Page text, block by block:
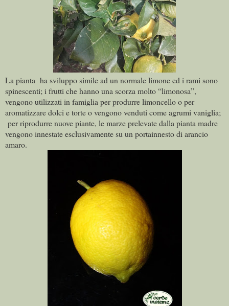
La pianta ha sviluppo simile ad un normale limone ed i rami sono
spinescenti; i frutti che hanno una scorza molto “limonosa”,
vengono utilizzati in famiglia per produrre limoncello o per
aromatizzare dolci e torte o vengono venduti come agrumi vaniglia;
per riprodurre nuove piante, le marze prelevate dalla pianta madre
vengono innestate esclusivamente su un portainnesto di arancio
amaro.